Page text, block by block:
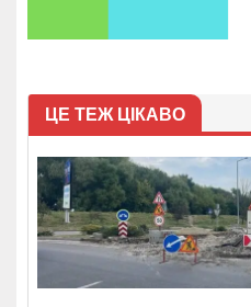
ЦЕ ТЕЖ ЦІКАВО